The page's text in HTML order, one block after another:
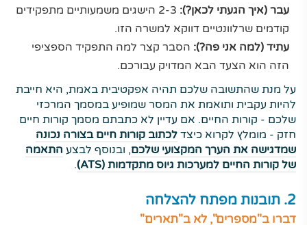
עבר (איך הגעתי לכאן?):
2-3 הישגים משמעותיים מתפקידים
קודמים שרלוונטיים דווקא למשרה הזו.
עתיד (למה אני פה?): הסבר קצר למה התפקיד הספציפי
הזה הוא הצעד הבא המדויק עבורכם.
על מנת שהתשובה שלכם תהיה אפקטיבית באמת, היא חייבת
להיות עקבית ותואמת את המסר שמופיע במסמך המרכזי
שלכם - קורות החיים. אם עדיין לא כתבתם מסמך קורות חיים
חזק - מומלץ לקרוא כיצד לכתוב קורות חיים בצורה נכונה
שמדגישה את הערך המקצועי שלכם, ובנוסף לבצע התאמה
של קורות החיים למערכות גיוס מתקדמות (ATS)
.
2. תובנות מפתח להצלחה
דברו ב"מספרים", לא ב"תארים"